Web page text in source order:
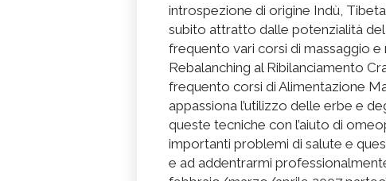
introspezione di origine Indù,
subito attratto dalle potenzialità
frequento vari corsi di massaggio e
Rebalanching al Ribilanciamento
frequento corsi di Alimentazione
appassiona l’utilizzo delle erbe e
queste tecniche con l’aiuto di
importanti problemi di salute e
e ad addentrarmi